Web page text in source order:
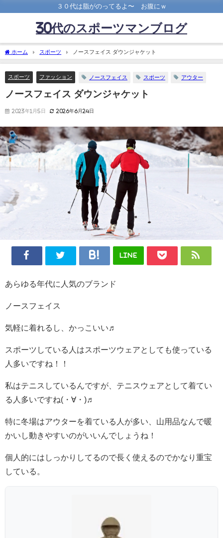
３０代は脂がのってるよ〜 お腹にｗ
30代のスポーツマンブログ
ホーム スポーツ ノースフェイス ダウンジャケット
スポーツ ファッション ノースフェイス スポーツ アウター
ノースフェイス ダウンジャケット
2023年1月5日 2026年6月24日
LINE
あらゆる年代に人気のブランド
ノースフェイス
気軽に着れるし、かっこいい♬
スポーツしている人はスポーツウェアとしても使っている
人多いですね！！
私はテニスしているんですが、テニスウェアとして着てい
る人多いですね(・∀・)♬
特に冬場はアウターを着ている人が多い、山用品なんで暖
かいし動きやすいのがいいんでしょうね！
個人的にはしっかりしてるので長く使えるのでかなり重宝
している。